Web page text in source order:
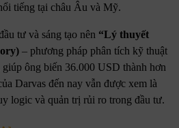
tiếng tại châu Âu và Mỹ.
tư và sáng tạo nên “Lý thuyết
– phương pháp phân tích kỹ thuật
ông biến 36.000 USD thành hơn
Darvas đến nay vẫn được xem là
logic và quản trị rủi ro trong đầu tư.